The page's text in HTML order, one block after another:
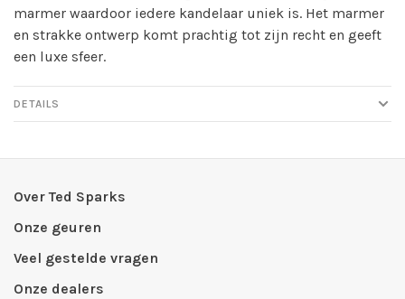
marmer waardoor iedere kandelaar uniek is. Het marmer
en strakke ontwerp komt prachtig tot zijn recht en geeft
een luxe sfeer.
DETAILS
Over Ted Sparks
Onze geuren
Veel gestelde vragen
Onze dealers